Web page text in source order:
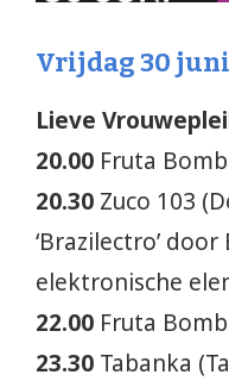
Vrijdag 30 juni
Lieve
20.00 Fruta
20.30 Zuco 103
‘Brazilectro’
elektronische
22.00 Fruta
23.30 Tabanka